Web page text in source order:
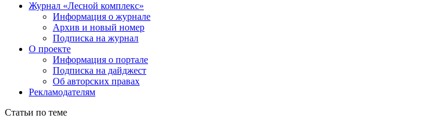
Журнал «Лесной комплекс»
Информация о журнале
Архив и новый номер
Подписка на журнал
О проекте
Информация о портале
Подписка на дайджест
Об авторских правах
Рекламодателям
Статьи по теме